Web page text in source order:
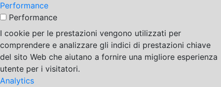
Performance
Performance
I cookie per le prestazioni vengono utilizzati per
comprendere e analizzare gli indici di prestazioni chiave
del sito Web che aiutano a fornire una migliore esperienza
utente per i visitatori.
Analytics